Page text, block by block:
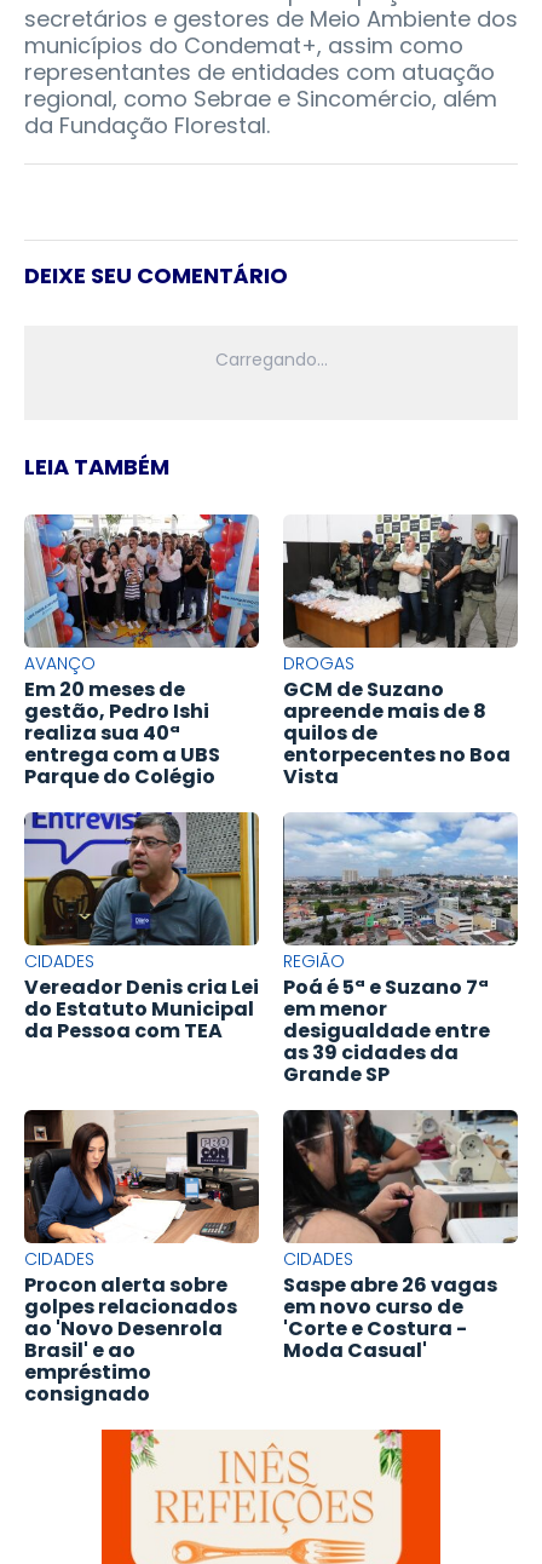
secretários e gestores de Meio Ambiente dos
municípios do Condemat+, assim como
representantes de entidades com atuação
regional, como Sebrae e Sincomércio, além
da Fundação Florestal.
DEIXE SEU COMENTÁRIO
LEIA TAMBÉM
AVANÇO
Em 20 meses de
gestão, Pedro Ishi
realiza sua 40ª
entrega com a UBS
Parque do Colégio
DROGAS
GCM de Suzano
apreende mais de 8
quilos de
entorpecentes no Boa
Vista
CIDADES
Vereador Denis cria Lei
do Estatuto Municipal
da Pessoa com TEA
REGIÃO
Poá é 5ª e Suzano 7ª
em menor
desigualdade entre
as 39 cidades da
Grande SP
CIDADES
Procon alerta sobre
golpes relacionados
ao 'Novo Desenrola
Brasil' e ao
empréstimo
consignado
CIDADES
Saspe abre 26 vagas
em novo curso de
'Corte e Costura -
Moda Casual'